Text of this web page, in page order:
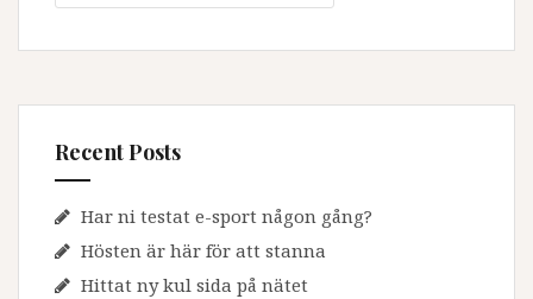
Recent Posts
Har ni testat e-sport någon gång?
Hösten är här för att stanna
Hittat ny kul sida på nätet